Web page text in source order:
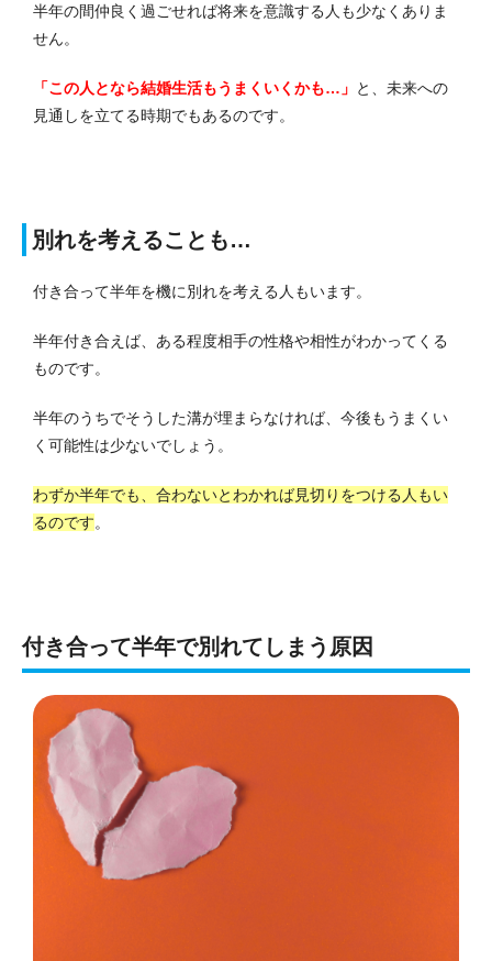
半年の間仲良く過ごせれば将来を意識する人も少なくありま
せん。
「この人となら結婚生活もうまくいくかも…」 と、未来への
見通しを立てる時期でもあるのです。
別れを考えることも…
付き合って半年を機に別れを考える人もいます。
半年付き合えば、ある程度相手の性格や相性がわかってくる
ものです。
半年のうちでそうした溝が埋まらなければ、今後もうまくい
く可能性は少ないでしょう。
わずか半年でも、合わないとわかれば見切りをつける人もい
るのです。
付き合って半年で別れてしまう原因